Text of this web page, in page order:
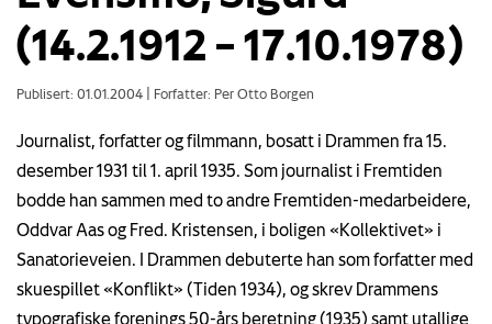
(14.2.1912 – 17.10.1978)
Publisert: 01.01.2004 Forfatter: Per Otto Borgen
Journalist, forfatter og filmmann, bosatt i Drammen fra 15.
desember 1931 til 1. april 1935. Som journalist i Fremtiden
bodde han sammen med to andre Fremtiden-medarbeidere,
Oddvar Aas og Fred. Kristensen, i boligen «Kollektivet» i
Sanatorieveien. I Drammen debuterte han som forfatter med
skuespillet «Konflikt» (Tiden 1934), og skrev Drammens
typografiske forenings 50-års beretning (1935) samt utallige